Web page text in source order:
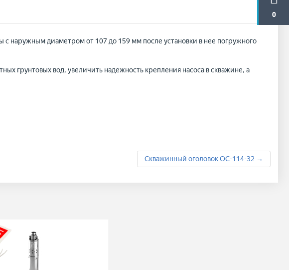
0
наружным диаметром от 107 до 159 мм после установки в нее погружного
грунтовых вод, увеличить надежность крепления насоса в скважине, а
Скважинный оголовок ОС-114-32 →